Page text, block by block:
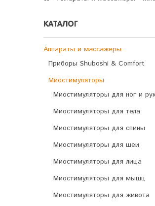
КАТАЛОГ
Аппараты и массажеры
Приборы Shuboshi & Comfort
Миостимуляторы
Миостимуляторы для ног и рук
Миостимуляторы для тела
Миостимуляторы для спины
Миостимуляторы для шеи
Миостимуляторы для лица
Миостимуляторы для мышц
Миостимуляторы для живота